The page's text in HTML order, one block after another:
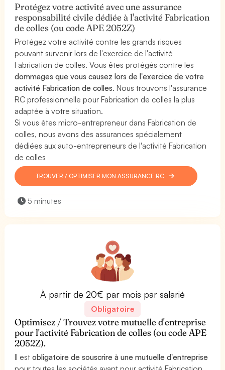
Protégez votre activité avec une assurance
responsabilité civile dédiée à l'activité Fabrication
de colles (ou code APE 2052Z)
Protégez votre activité contre les grands risques
pouvant survenir lors de l'exercice de l'activité
Fabrication de colles. Vous êtes protégés contre les
dommages que vous causez lors de l'exercice de votre
activité Fabrication de colles. Nous trouvons l'assurance
RC professionnelle pour Fabrication de colles la plus
adaptée à votre situation.
Si vous êtes micro-entrepreneur dans Fabrication de
colles, nous avons des assurances spécialement
dédiées aux auto-entrepreneurs de l'activité Fabrication
de colles
TROUVER / OPTIMISER MON ASSURANCE RC
5 minutes
À partir de 20€ par mois par salarié
Obligatoire
Optimisez / Trouvez votre mutuelle d'entreprise
pour l'activité Fabrication de colles (ou code APE
2052Z).
Il estobligatoire de souscrire à une mutuelle d'entreprise